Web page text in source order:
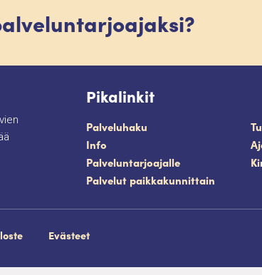
Pikalinkit
Palveluhaku
Info
Palveluntarjoajalle
Palvelut paikkakunnittain
Evästeet